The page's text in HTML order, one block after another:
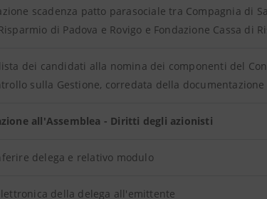
scadenza patto parasociale tra Compagnia di
di Padova e Rovigo e Fondazione Cassa di
dei candidati alla nomina dei componenti del
sulla Gestione, corredata della
all'Assemblea - Diritti degli azionisti
delega e relativo modulo
della delega all'emittente